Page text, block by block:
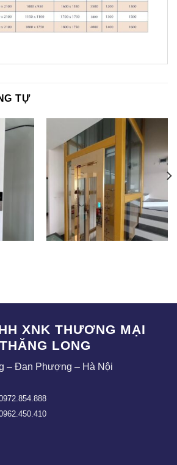
TỰ
XNK THƯƠNG MẠI
LONG
– Đan Phượng – Hà Nội